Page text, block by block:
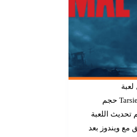
REANIMAL اسم المطور Tarsier Studios حجم
تم تحديث اللعبة
مع ويندوز بعد